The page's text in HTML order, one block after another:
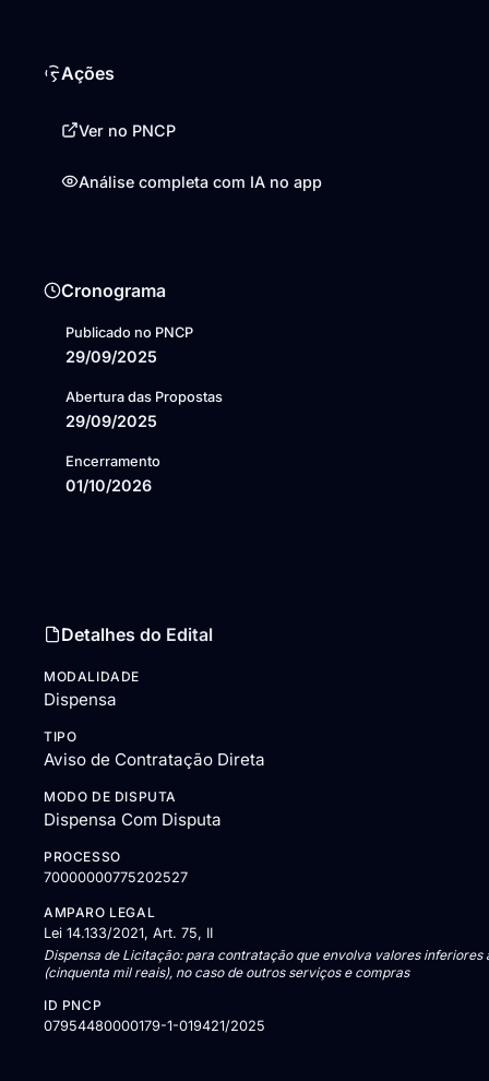
Ações
Ver no PNCP
Análise completa com IA no app
Cronograma
Publicado no PNCP
29/09/2025
Abertura das Propostas
29/09/2025
Encerramento
01/10/2026
Detalhes do Edital
MODALIDADE
Dispensa
TIPO
Aviso de Contratação Direta
MODO DE DISPUTA
Dispensa Com Disputa
PROCESSO
70000000775202527
AMPARO LEGAL
Lei 14.133/2021, Art. 75, II
Dispensa de Licitação: para contratação que envolva valores
(cinquenta mil reais), no caso de outros serviços e compras
ID PNCP
07954480000179-1-019421/2025